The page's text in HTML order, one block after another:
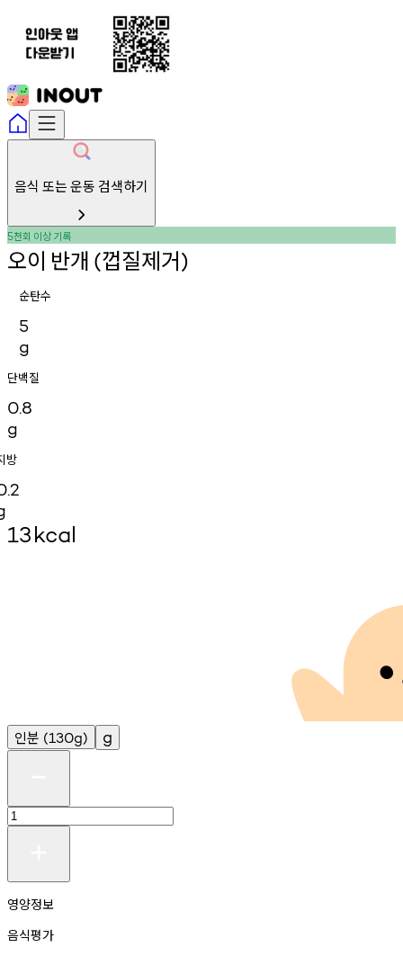
음식 또는 운동 검색하기
5천회 이상기록
오이 반개 (껍질제거)
순탄수
5
g
단백질
0.8
g
방
13kcal
인분 (130g) g
영양정보
음식평가